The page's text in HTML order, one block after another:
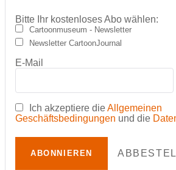
Bitte Ihr kostenloses Abo wählen:
Cartoonmuseum - Newsletter
Newsletter CartoonJournal
E-Mail
Ich akzeptiere dieAllgemeinen
Geschäftsbedingungen und die
ABONNIEREN